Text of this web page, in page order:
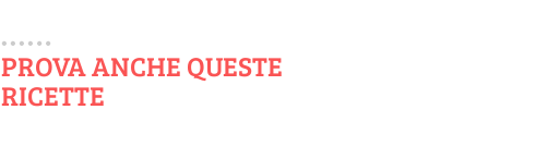
PROVA ANCHE QUESTE
RICETTE